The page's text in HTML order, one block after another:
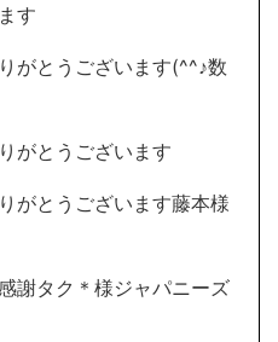
す
がとうございます(^^♪数
がとうございます
がとうございます藤本様
謝タク＊様ジャパニーズ